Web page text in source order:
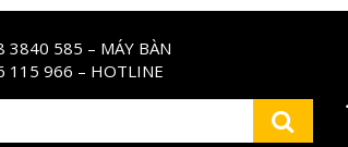
3840 585 – MÁY BÀN
115 966 – HOTLINE